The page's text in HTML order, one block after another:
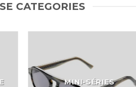
CATEGORIES
MINI-SÉRIES